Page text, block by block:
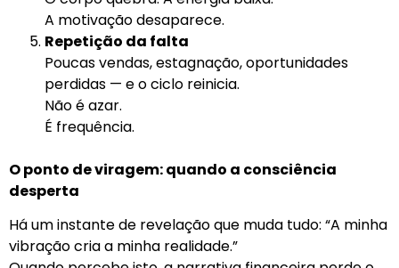
A motivação desaparece.
Repetição da falta
Poucas vendas, estagnação, oportunidades
perdidas — e o ciclo reinicia.
Não é azar.
É frequência.
O ponto de viragem: quando a consciência
desperta
Há um instante de revelação que muda tudo: “A minha
vibração cria a minha realidade.”